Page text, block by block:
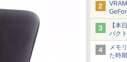
【本
パク
台接
メモ
た時